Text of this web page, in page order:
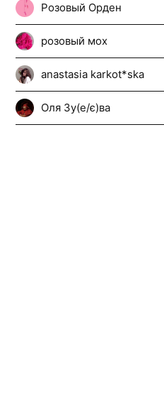
Розовый Орден
розовый мох
anastasia karkot*ska
Оля Зу(е/є)ва